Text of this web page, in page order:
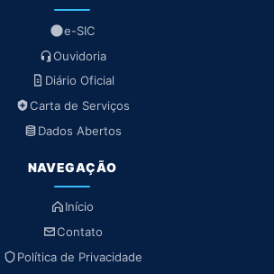
e-SIC
Ouvidoria
Diário Oficial
Carta de Serviços
Dados Abertos
NAVEGAÇÃO
Início
Contato
Política de Privacidade